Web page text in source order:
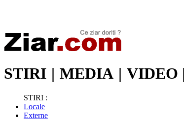
STIRI | MEDIA | VIDEO |
STIRI :
Locale
Externe